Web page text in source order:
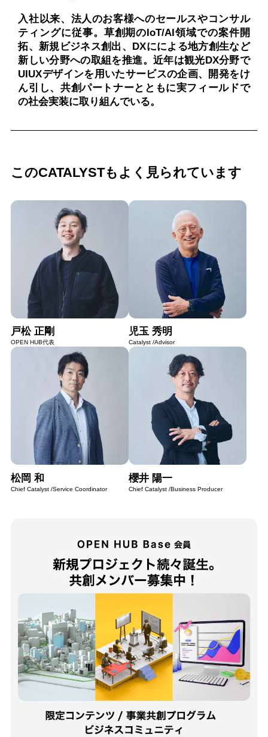
入社以来、法人のお客様へのセールスやコンサル
ティングに従事。草創期のIoT/AI領域での案件開
拓、新規ビジネス創出、DXにによる地方創生など
新しい分野への取組を推進。近年は観光DX分野で
UIUXデザインを用いたサービスの企画、開発をけ
ん引し、共創パートナーとともに実フィールドで
の社会実装に取り組んでいる。
このCATALYSTもよく見られています
戸松 正剛
OPEN HUB代表
児玉 秀明
Catalyst /Advisor
松岡 和
Chief Catalyst /Service Coordinator
櫻井 陽一
Chief Catalyst /Business Producer